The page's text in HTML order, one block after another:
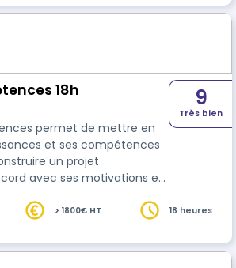
18h
permet de mettre en
et ses compétences
un projet
avec ses motivations et
travail.
9
Très bien
> 1800€ HT 18 heures